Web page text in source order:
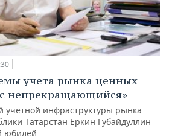
учета рынка ценных
непрекращающийся»
учетной инфраструктуры рынка
Татарстан Еркин Губайдуллин
юбилей